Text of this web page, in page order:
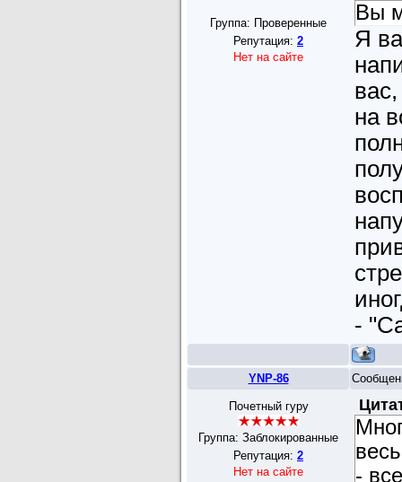
Группа: Проверенные
Репутация: 2
Нет на сайте
Вы
Я
на
-
YNP-86
Почетный гуру
Группа: Заблокированные
Репутация: 2
Нет на сайте
-